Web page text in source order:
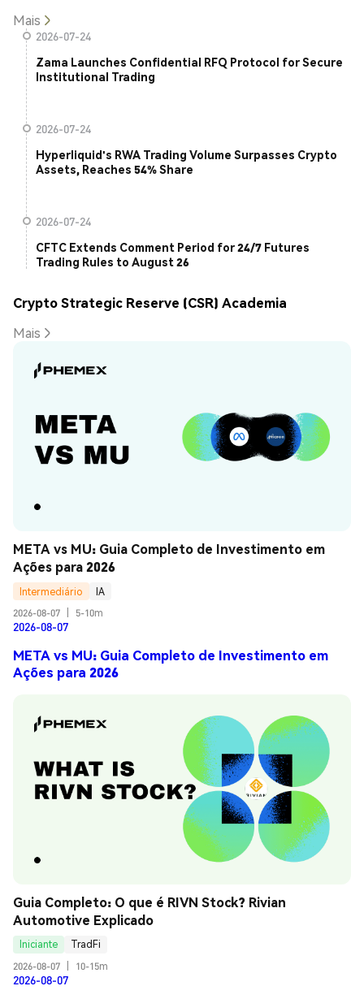
Mais
2026-07-24
Zama Launches Confidential RFQ Protocol for Secure
Institutional Trading
2026-07-24
Hyperliquid's RWA Trading Volume Surpasses Crypto
Assets, Reaches 54% Share
2026-07-24
CFTC Extends Comment Period for 24/7 Futures
Trading Rules to August 26
Crypto Strategic Reserve (CSR) Academia
Mais
META vs MU: Guia Completo de Investimento em
Ações para 2026
Intermediário
IA
2026-08-07
5-10m
2026-08-07
META vs MU: Guia Completo de Investimento em
Ações para 2026
Guia Completo: O que é RIVN Stock? Rivian
Automotive Explicado
Iniciante
TradFi
2026-08-07
10-15m
2026-08-07